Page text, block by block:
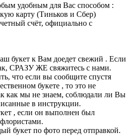
удобным для Вас способом :
карту (Тиньков и Сбер)
счёт, официально с
букет к Вам доедет свежий . Если
СРАЗУ ЖЕ свяжитесь с нами.
что если вы сообщите спустя
букете , то это не
как мы не знаем, соблюдали ли Вы
в инструкции.
, если он выполнен был
букет по фото перед отправкой.